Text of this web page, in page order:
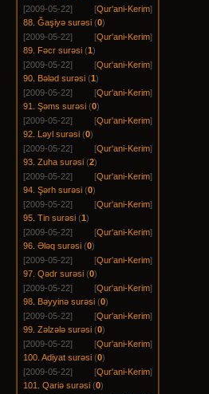
[2009-05-22]
[Qur'ani-Kerim]
88. Ğaşiyə surəsi (0)
[2009-05-22]
[Qur'ani-Kerim]
89. Fəcr surəsi (1)
[2009-05-22]
[Qur'ani-Kerim]
90. Bələd surəsi (1)
[2009-05-22]
[Qur'ani-Kerim]
91. Şəms surəsi (0)
[2009-05-22]
[Qur'ani-Kerim]
92. Ləyl surəsi (0)
[2009-05-22]
[Qur'ani-Kerim]
93. Zuha surəsi (2)
[2009-05-22]
[Qur'ani-Kerim]
94. Şərh surəsi (0)
[2009-05-22]
[Qur'ani-Kerim]
95. Tin surəsi (1)
[2009-05-22]
[Qur'ani-Kerim]
96. Ələq surəsi (0)
[2009-05-22]
[Qur'ani-Kerim]
97. Qədr surəsi (0)
[2009-05-22]
[Qur'ani-Kerim]
98. Bəyyinə surəsi (0)
[2009-05-22]
[Qur'ani-Kerim]
99. Zəlzələ surəsi (0)
[2009-05-22]
[Qur'ani-Kerim]
100. Adiyat surəsi (0)
[2009-05-22]
[Qur'ani-Kerim]
101. Qariə surəsi (0)